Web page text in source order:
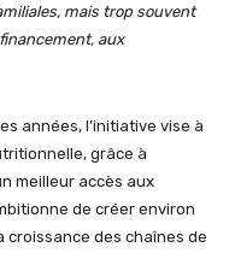
mais trop souvent
aux
années, l’initiative vise à
grâce à
meilleur accès aux
de créer environ
croissance des chaînes de